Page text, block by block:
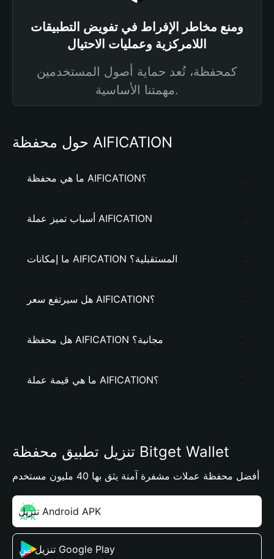
ومنع مخاطر الإفراط في تفويض التطبيقات
اللامركزية وعمليات الاحتيال
كمحفظة، تُعد حماية أصول المستخدمين
مهمتنا الأساسية.
حول محفظة AIFICATION
ما هي محفظة AIFICATION؟
أسباب تميز عملة AIFICATION
ما إمكانات AIFICATION المستقبلية؟
هل سيرتفع سعر AIFICATION؟
هل محفظة AIFICATION مجانية؟
ما هي قيمة عملة AIFICATION؟
تنزيل تطبيق محفظة Bitget Wallet
أفضل محفظة عملات مشفرة آمنة يثق بها 40 مليون مستخدم
تنزيل Android APK
تنزيل من Google Play